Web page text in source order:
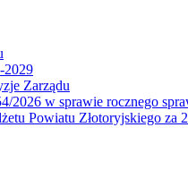
2029
Zarządu
2026 w sprawie rocznego
Powiatu Złotoryjskiego za